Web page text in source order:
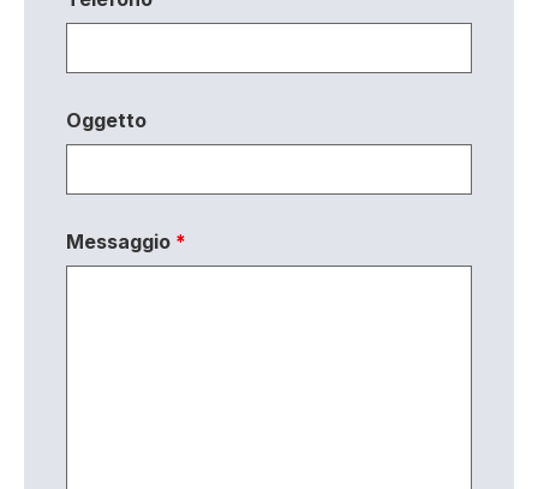
Oggetto
Messaggio *